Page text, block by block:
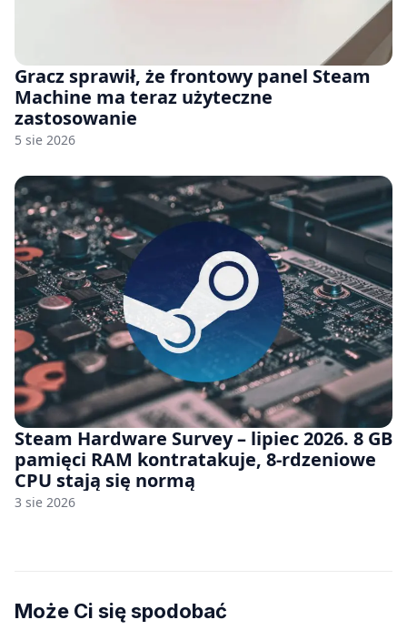
Gracz sprawił, że frontowy panel Steam
Machine ma teraz użyteczne
zastosowanie
5 sie 2026
Steam Hardware Survey – lipiec 2026. 8 GB
pamięci RAM kontratakuje, 8-rdzeniowe
CPU stają się normą
3 sie 2026
Może Ci się spodobać